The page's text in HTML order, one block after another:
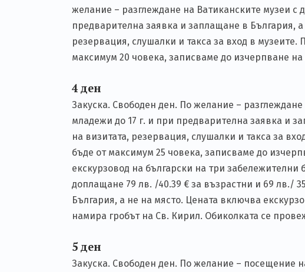
желание – разглеждане на Ватиканските музеи с
предварителна заявка и заплащане в България,
резервация, слушалки и такса за вход в
максимум 20 човека, записваме до изчерпване
4 ден
Закуска. Свободен ден. По желание –
младежи до 17 г. и при предварителна заявка и
на визитата, резервация, слушалки и такса за
бъде от максимум 25 човека, записваме до
екскурзовод на български на три
доплащане 79 лв. /40.39 € за възрастни и 69 лв./
България, а не на място. Цената включва
намира гробът на Св. Кирил. Обиколката се
5 ден
Закуска. Свободен ден. По желание – посещение